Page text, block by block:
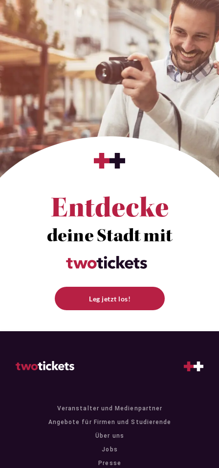
Entdecke
deine Stadt mit
Leg jetzt los!
Veranstalter und Medienpartner
Angebote für Firmen und Studierende
Über uns
Jobs
Presse